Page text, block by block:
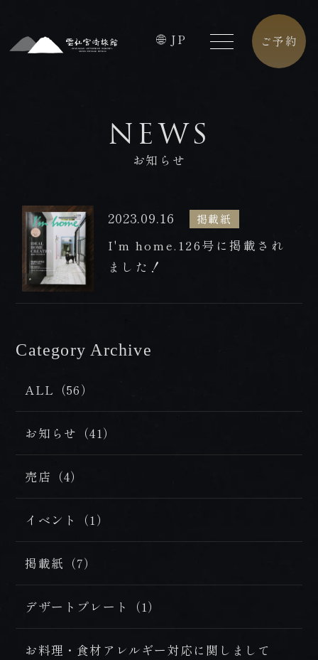
JP ご予約
ROOMS
客室
PREMIUM
FLOOR
HOT SPRING
温泉
DISHES
館内施設
CAFE
ACCESS
アクセス
ONLINE
tel.0957-73-3331
【お問合せ受付時間】
月～金 9:00～18:00 / 土・日・祝 10:00～18:00
〒854-0621 長崎県雲仙市小浜町雲仙320番地
NEWS
お知らせ
2023.09.16 掲載紙
I'm home.126号に掲載され
ました！
Category Archive
ALL（56）
お知らせ（41）
売店（4）
イベント（1）
掲載紙（7）
デザートプレート（1）
お料理・食材アレルギー対応に関しまして